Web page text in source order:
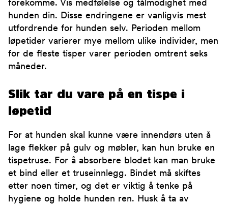
forekomme. Vis medfølelse og tålmodighet med
hunden din. Disse endringene er vanligvis mest
utfordrende for hunden selv. Perioden mellom
løpetider varierer mye mellom ulike individer, men
for de fleste tisper varer perioden omtrent seks
måneder.
Slik tar du vare på en tispe i
løpetid
For at hunden skal kunne være innendørs uten å
lage flekker på gulv og møbler, kan hun bruke en
tispetruse. For å absorbere blodet kan man bruke
et bind eller et truseinnlegg. Bindet må skiftes
etter noen timer, og det er viktig å tenke på
hygiene og holde hunden ren. Husk å ta av